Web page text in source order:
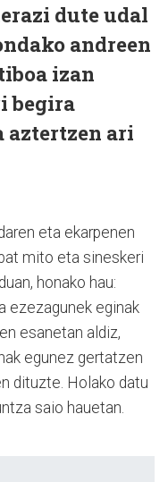
dute udal
andreen
izan
begira
aztertzen ari
eta ekarpenen
mito eta sineskeri
honako hau:
ezezagunek eginak
esanetan aldiz,
egunez gertatzen
dituzte. Holako datu
saio hauetan.